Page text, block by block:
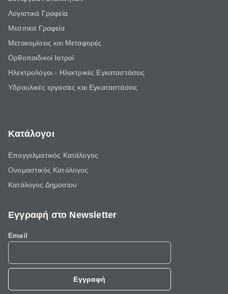
Λογιστικά Γραφεία
Μεσιτικά Γραφεία
Μετακομίσεις και Μεταφορές
Ορθοπαιδικοί Ιατροί
Ηλεκτρολόγοι - Ηλεκτρικές Εγκαταστάσεις
Υδραυλικές εργασίες και Εγκαταστάσεις
Κατάλογοι
Επαγγελματικός Κατάλογος
Ονομαστικός Κατάλογος
Κατάλογος Δημοσίου
Εγγραφή στο Newsletter
Email
Εγγραφή